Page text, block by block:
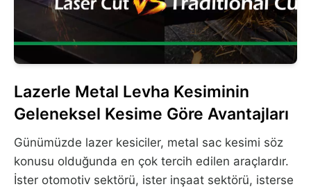
Lazerle Metal Levha Kesiminin
Geleneksel Kesime Göre Avantajları
Günümüzde lazer kesiciler, metal sac kesimi söz
konusu olduğunda en çok tercih edilen araçlardır.
İster otomotiv sektörü, ister inşaat sektörü, isterse